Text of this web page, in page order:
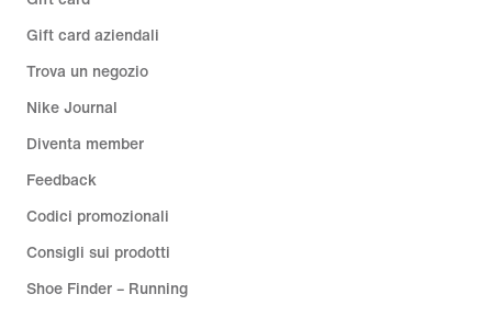
Gift card aziendali
Trova un negozio
Nike Journal
Diventa member
Feedback
Codici promozionali
Consigli sui prodotti
Shoe Finder – Running